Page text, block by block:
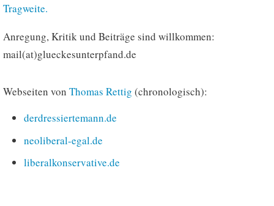
Tragweite.
Anregung, Kritik und Beiträge sind willkommen:
mail(at)glueckesunterpfand.de
Webseiten vonThomas Rettig (chronologisch):
derdressiertemann.de
neoliberal-egal.de
liberalkonservative.de